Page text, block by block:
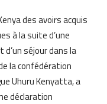
des avoirs acquis
à la suite d’une
séjour dans la
la confédération
Uhuru Kenyatta, a
déclaration